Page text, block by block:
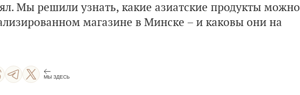
Мы решили узнать, какие азиатские продукты можно
магазине в Минске – и каковы они на
МЫ ЗДЕСЬ